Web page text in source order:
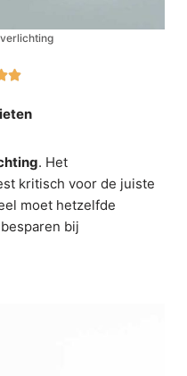

. Het
kritisch voor de juiste
moet hetzelfde
bij